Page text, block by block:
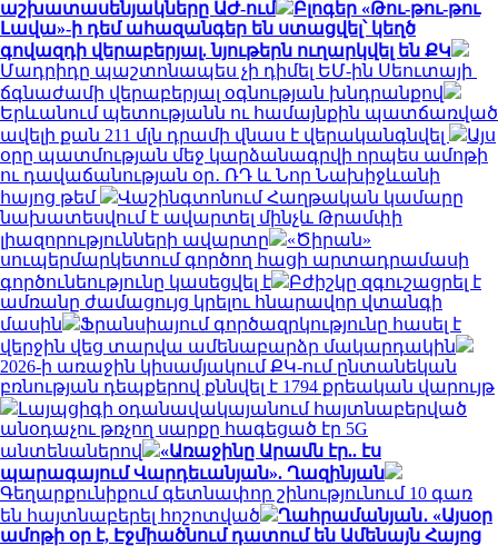
աշխատասենյակները ԱԺ-ում
Բլոգեր «Թու-թու-թու
Լավա»-ի դեմ ահազանգեր են ստացվել՝ կեղծ
գովազդի վերաբերյալ. նյութերն ուղարկվել են ՔԿ
Մադրիդը պաշտոնապես չի դիմել ԵՄ-ին Սեուտայի ​​
ճգնաժամի վերաբերյալ օգնության խնդրանքով
Երևանում պետությանն ու համայնքին պատճառված
ավելի քան 211 մլն դրամի վնաս է վերականգնվել
Այս
օրը պատմության մեջ կարձանագրվի որպես ամոթի
ու դավաճանության օր․ ՌԴ և Նոր Նախիջևանի
հայոց թեմ
Վաշինգտոնում Հաղթական կամարը
նախատեսվում է ավարտել մինչև Թրամփի
լիազորությունների ավարտը
«Ծիրան»
սուպերմարկետում գործող հացի արտադրամասի
գործունեությունը կասեցվել է
Բժիշկը զգուշացրել է
ամռանը ժամացույց կրելու հնարավոր վտանգի
մասին
Ֆրանսիայում գործազրկությունը հասել է
վերջին վեց տարվա ամենաբարձր մակարդակին
2026-ի առաջին կիսամյակում ՔԿ-ում ընտանեկան
բռնության դեպքերով քննվել է 1794 քրեական վարույթ
Լայպցիգի օդանավակայանում հայտնաբերված
անօդաչու թռչող սարքը հագեցած էր 5G
անտենաներով
«Առաջինը Արամն էր.. էս
պարագայում Վարդեւանյան». Ղազինյան
Գեղարքունիքում գետնափոր շինությունում 10 գառ
են հայտնաբերել հոշոտված
Ղահրամանյան․ «Այսօր
ամոթի օր է, Էջմիածնում դատում են Ամենայն Հայոց